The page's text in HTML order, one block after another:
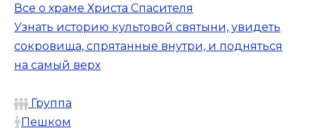
Все о храме Христа Спасителя
Узнать историю культовой святыни, увидеть
сокровища, спрятанные внутри, и подняться
на самый верх
Группа
Пешком